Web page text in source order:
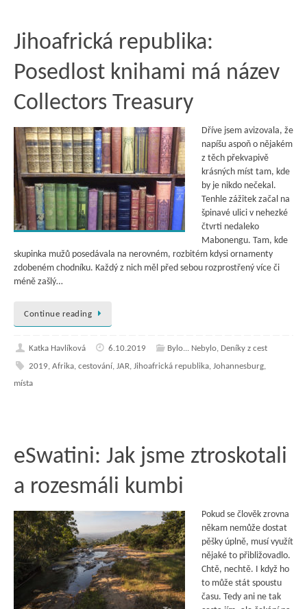
Jihoafrická republika:
Posedlost knihami má název
Collectors Treasury
Dříve jsem avizovala, že
napíšu aspoň o nějakém
z těch překvapivě
krásných míst tam, kde
by je nikdo nečekal.
Tenhle zážitek začal na
špinavé ulici v nehezké
čtvrti nedaleko
Mabonengu. Tam, kde
skupinka mužů posedávala na nerovném, rozbitém kdysi ornamenty
zdobeném chodníku. Každý z nich měl před sebou rozprostřený více či
méně zašlý…
Continue reading
Katka Havlíková 6.10.2019 Bylo... Nebylo, Deníky z cest
2019, Afrika, cestování, JAR, Jihoafrická republika, Johannesburg,
místa
eSwatini: Jak jsme ztroskotali
a rozesmáli kumbi
Pokud se člověk zrovna
někam nemůže dostat
pěšky úplně, musí využít
nějaké to přibližovadlo.
Chtě, nechtě. I když ho
to může stát spoustu
času. Tedy ani ne tak